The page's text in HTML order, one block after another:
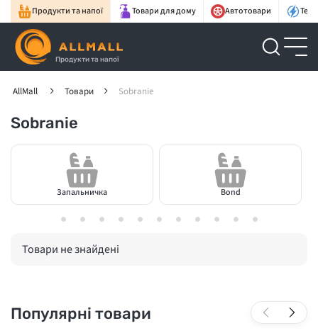
Продукти та напої Товари для дому Автотовари
Продукти та напої
AllMall Товари Sobranie
Sobranie
Запальничка Bond
Товари не знайдені
Популярні товари